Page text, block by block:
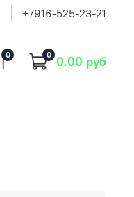
+7916-525-23-21
0 0 0.00 руб